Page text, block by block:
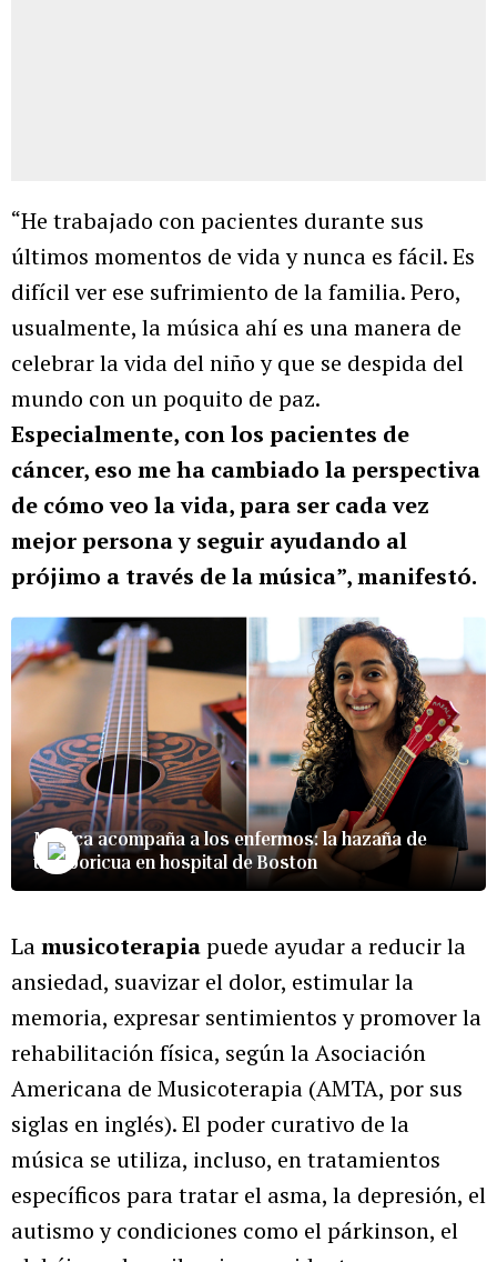
“He trabajado con pacientes durante sus
últimos momentos de vida y nunca es fácil. Es
difícil ver ese sufrimiento de la familia. Pero,
usualmente, la música ahí es una manera de
celebrar la vida del niño y que se despida del
mundo con un poquito de paz.
Especialmente, con los pacientes de
cáncer, eso me ha cambiado la perspectiva
de cómo veo la vida, para ser cada vez
mejor persona y seguir ayudando al
prójimo a través de la música”, manifestó.
Música acompaña a los enfermos: la hazaña de
una boricua en hospital de Boston
Lamusicoterapiapuede ayudar a reducir la
ansiedad, suavizar el dolor, estimular la
memoria, expresar sentimientos y promover la
rehabilitación física, según la Asociación
Americana de Musicoterapia (AMTA, por sus
siglas en inglés). El poder curativo de la
música se utiliza, incluso, en tratamientos
específicos para tratar el asma, la depresión, el
autismo y condiciones como el párkinson, el